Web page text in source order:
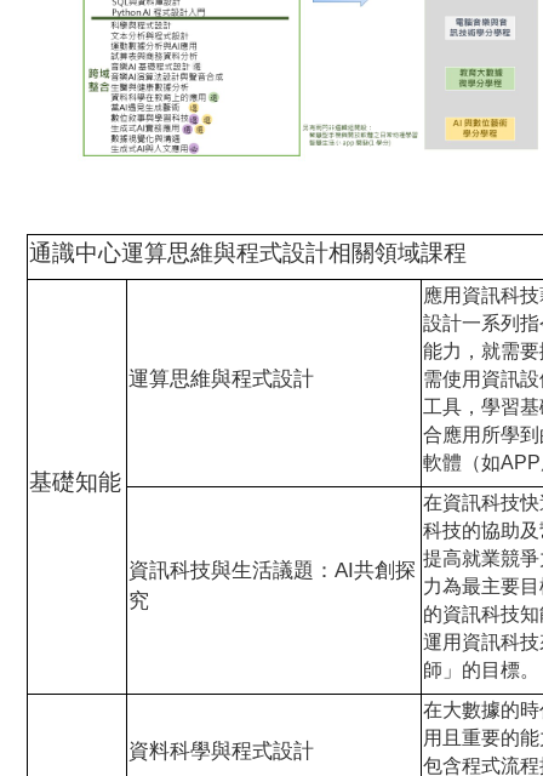
通識中心運算思維與程式設計相關領域課程
基礎知能
運算思維與程式設計
應用資訊科
設計一系列
能力，就需
需使用資訊
工具，學習
合應用所學
軟體（如
資訊科技與生活議題：AI共創探
究
在資訊科技
科技的協助
提高就業競
力為最主要
的資訊科技
運用資訊科
師」的目標。
資料科學與程式設計
在大數據的
用且重要的
包含程式流